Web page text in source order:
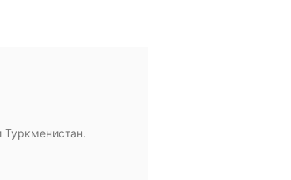
Туркменистан.